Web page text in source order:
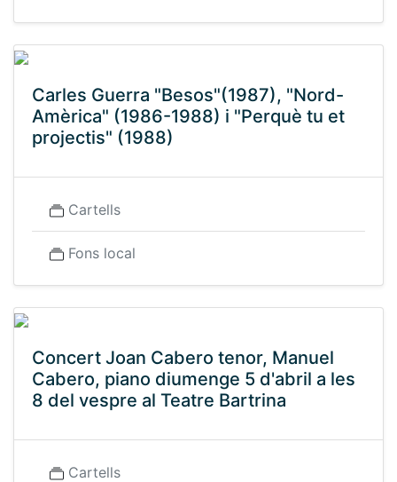
Carles Guerra "Besos"(1987), "Nord-
Amèrica" (1986-1988) i "Perquè tu et
projectis" (1988)
Cartells
Fons local
Concert Joan Cabero tenor, Manuel
Cabero, piano diumenge 5 d'abril a les
8 del vespre al Teatre Bartrina
Cartells